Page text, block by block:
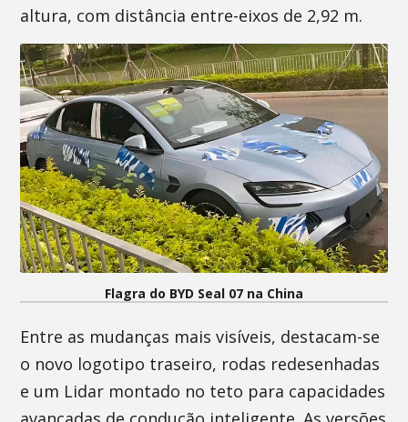
altura, com distância entre-eixos de 2,92 m.
Flagra do BYD Seal 07 na China
Entre as mudanças mais visíveis, destacam-se
o novo logotipo traseiro, rodas redesenhadas
e um Lidar montado no teto para capacidades